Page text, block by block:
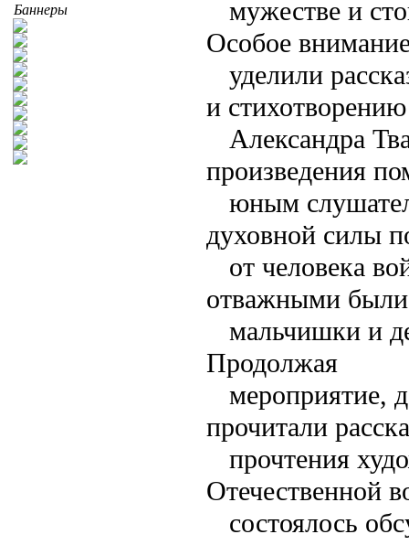
Баннеры
мужестве и
Особое
уделили
и стихотворению
Александра
произведения
юным
духовной силы
от человека
отважными были
мальчишки и
Продолжая
мероприятие,
прочитали
прочтения
Отечественной
состоялось